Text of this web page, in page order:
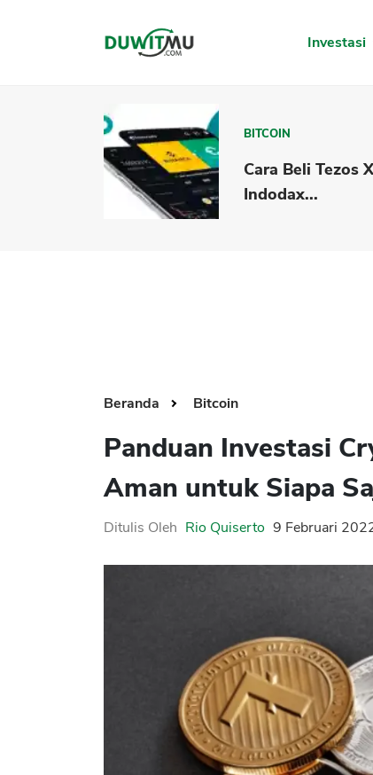
Investasi
BITCOIN
Cara Beli Tezos
Indodax...
Beranda Bitcoin
Panduan Investasi
Aman untuk Siapa
Ditulis Oleh Rio Quiserto 9 Februari